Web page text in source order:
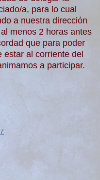
a, para lo cual
a nuestra dirección
menos 2 horas antes
que para poder
estar al corriente del
a participar.